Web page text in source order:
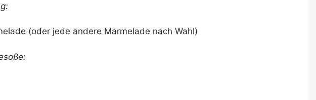
(oder jede andere Marmelade nach Wahl)